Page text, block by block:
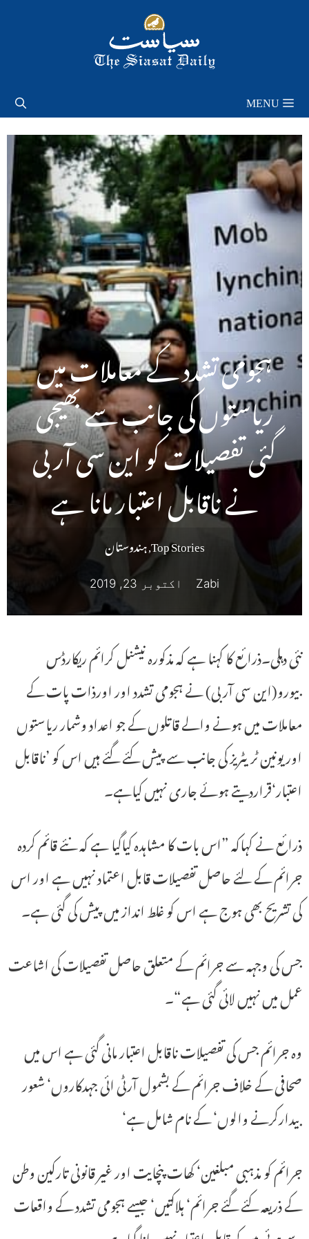
MENU
ہجومی تشدد کے معاملات میں
ریاستوں کی جانب سے بھیجی
گئی تفصیلات کو این سی آر بی
نے ناقابل اعتبار مانا ہے
Top Stories
,ہندوستان
Zabi اکتوبر 23, 2019
نئی دہلی۔ذرائع کا کہنا ہے کہ مذکورہ نیشنل کرائم ریکارڈس
بیورو(این سی آر بی) نے ہجومی تشدد اور اورذات پات کے
معاملات میں ہونے والے قاتلوں کے جو اعداد وشمار ریاستوں
اور یونین ٹریٹریز کی جانب سے پیش کئے گئے ہیں اس کو ’ناقابل
اعتبار‘قراردیتے ہوئے جاری نہیں کیاہے۔
ذرائع نے کہاکہ ”اس بات کا مشاہدہ کیاگیا ہے کہ نئے قائم کردہ
جرائم کے لئے حاصل تفصیلات قابل اعتماد نہیں ہے اور اس
کی تشریح بھی ہوج ہے اس کو غلط انداز میں پیش کی گئی ہے۔
جس کی وجہہ سے جرائم کے متعلق حاصل تفصیلات کی اشاعت
عمل میں نہیں لائی گئی ہے“۔
وہ جرائم جس کی تفصیلات ناقابل اعتبار مانی گئی ہے اس میں
صحافی کے خلاف جرائم کے بشمول آرٹی ائی جہدکاروں‘ شعور
بیدارکرنے والوں‘ کے نام شامل ہے‘
جرائم کو مذہبی مبلغین‘ کھات پنچایت اور غیر قانونی تارکین وطن
کے ذریعہ کئے گئے جرائم‘ ہلاکتیں‘ جیسے ہجومی تشدد کے واقعات